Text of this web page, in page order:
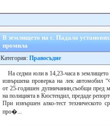
В землището на с. Падала
промила
Категория: Правосъдие
На седми юли в 14,23-часа в
извършена проверка на лек автомобил
от 25-годишен дупничанин,съобщи пред
на полицията в Кюстендил, предаде
При извършен алко-тест техническото
про�...